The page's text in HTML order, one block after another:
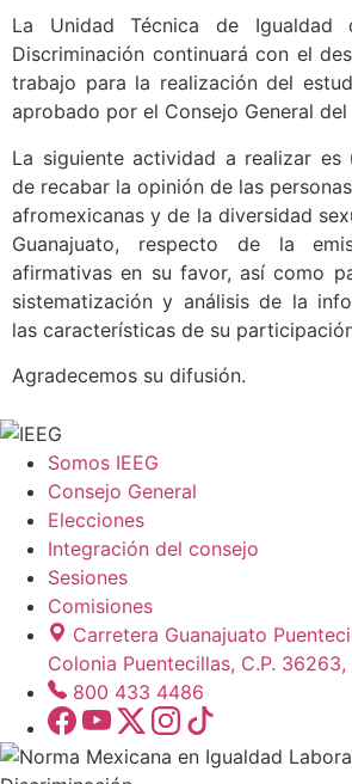
La Unidad Técnica de
Discriminación continuará con el
trabajo para la realización del
aprobado por el Consejo General
La siguiente actividad a realizar es
de recabar la opinión de las
afromexicanas y de la diversidad
Guanajuato, respecto de la
afirmativas en su favor, así como
sistematización y análisis de la
las características de su
Agradecemos su difusión.
Somos IEEG
Consejo General
Elecciones
Integración del consejo
Sesiones
Comisiones
Carretera Guanajuato
Colonia Puentecillas, C.P.
800 433 4486